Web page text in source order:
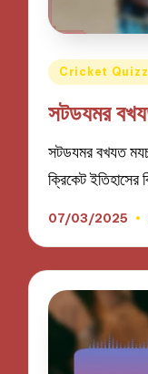
Posted
Cricket
সটডযমর
সটডযমর বখযত
ক্রিকেট
07/03/2025